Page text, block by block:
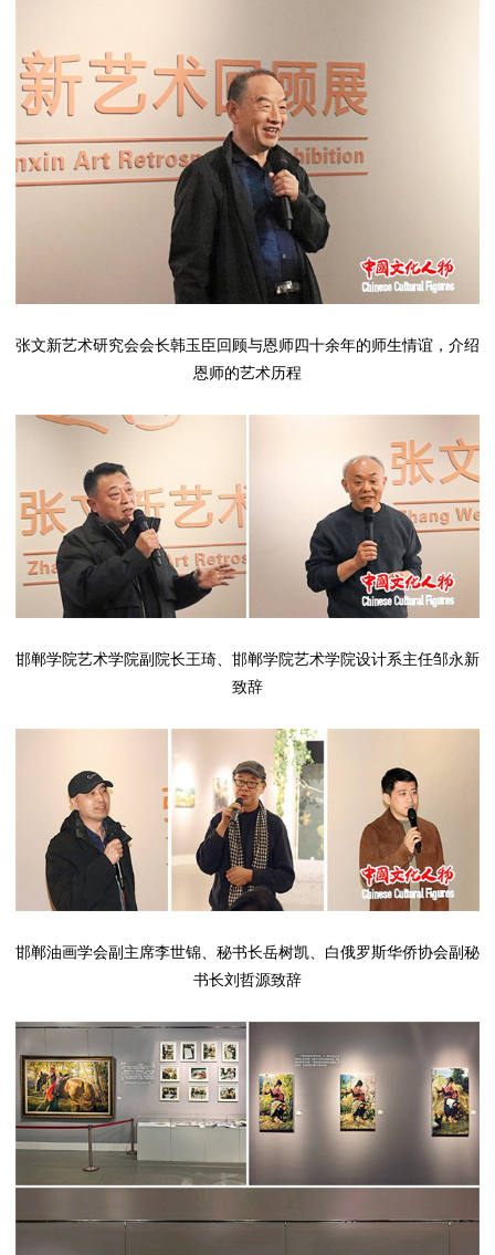
张文新艺术研究会会长韩玉臣回顾与恩师四十余年的师生情谊，介绍
恩师的艺术历程
邯郸学院艺术学院副院长王琦、邯郸学院艺术学院设计系主任邹永新
致辞
邯郸油画学会副主席李世锦、秘书长岳树凯、白俄罗斯华侨协会副秘
书长刘哲源致辞